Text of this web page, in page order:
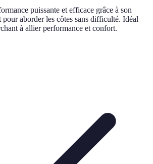
puissante et efficace grâce à son
aborder les côtes sans difficulté. Idéal
à allier performance et confort.